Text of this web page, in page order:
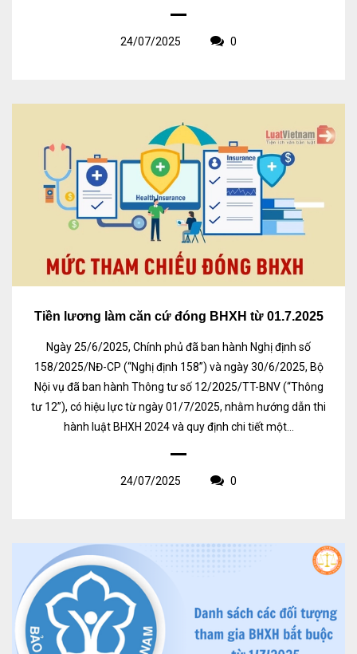
24/07/2025 0
Tiền lương làm căn cứ đóng BHXH từ 01.7.2025
Ngày 25/6/2025, Chính phủ đã ban hành Nghị định số
158/2025/NĐ-CP (“Nghị định 158”) và ngày 30/6/2025, Bộ
Nội vụ đã ban hành Thông tư số 12/2025/TT-BNV (“Thông
tư 12”), có hiệu lực từ ngày 01/7/2025, nhằm hướng dẫn thi
hành luật BHXH 2024 và quy định chi tiết một...
24/07/2025 0